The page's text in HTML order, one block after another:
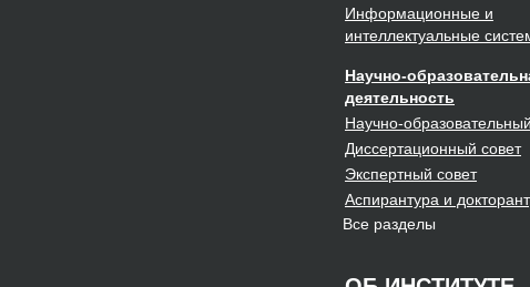
Информационные и
интеллектуальные
Научно-
деятельность
Научно-образовательный
Диссертационный совет
Экспертный совет
Аспирантура и
Все разделы